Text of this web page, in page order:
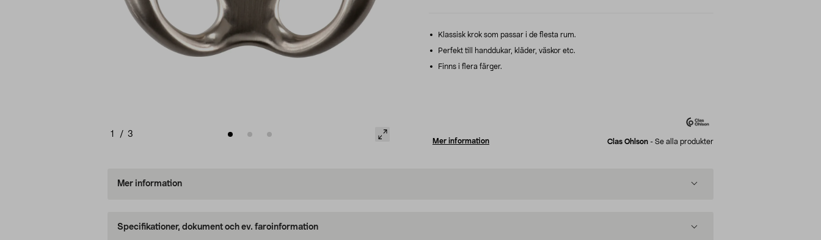
1 / 3
Klassisk krok som passar i de flesta rum.
Perfekt till handdukar, kläder, väskor etc.
Finns i flera färger.
Mer information Clas Ohlson - Se alla produkter
Mer information
Specifikationer, dokument och ev. faroinformation